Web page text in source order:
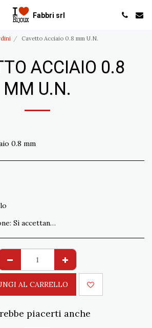
Fabbri srl
Cavetto Acciaio 0.8 mm U.N.
ACCIAIO 0.8
MM U.N.
0.8 mm
Si accettano resi non conformi all&#039;ordine entro 15 gg. Spedizione a carico del Cliente
AL CARRELLO
piacerti anche